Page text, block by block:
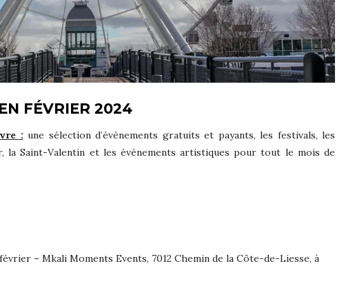
FÉVRIER 2024
: une sélection d’évènements gratuits et payants, les festivals, les
la Saint-Valentin et les évènements artistiques pour tout le mois de
février – Mkali Moments Events, 7012 Chemin de la Côte-de-Liesse, à